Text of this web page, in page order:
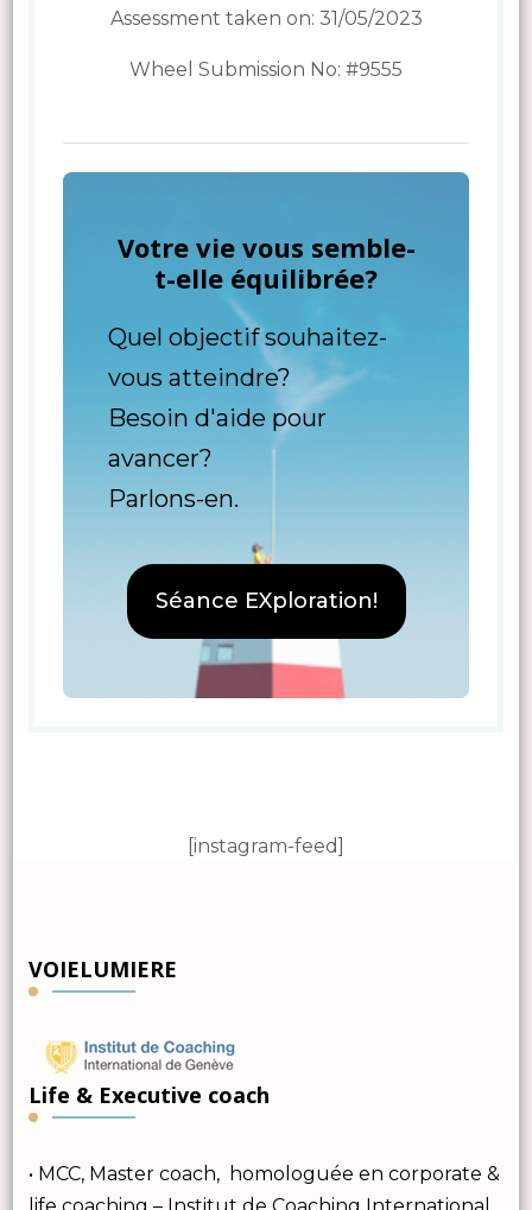
Assessment taken on: 31/05/2023
Wheel Submission No: #9555
Votre vie vous semble-
t-elle équilibrée?
Quel objectif souhaitez-
vous atteindre?
Besoin d'aide pour
avancer?
Parlons-en.
Séance EXploration!
[instagram-feed]
VOIELUMIERE
Life & Executive coach
• MCC, Master coach, homologuée en corporate &
life coaching – Institut de Coaching International